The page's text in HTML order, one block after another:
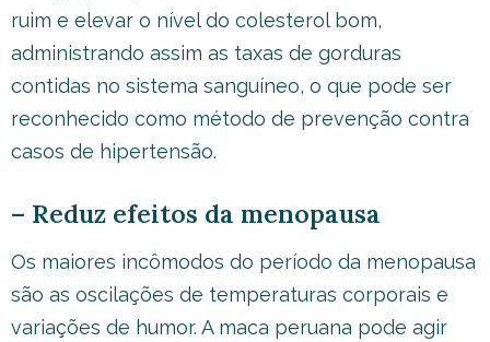
ruim e elevar o nível do colesterol bom,
administrando assim as taxas de gorduras
contidas no sistema sanguíneo, o que pode ser
reconhecido como método de prevenção contra
casos de hipertensão.
– Reduz efeitos da menopausa
Os maiores incômodos do período da menopausa
são as oscilações de temperaturas corporais e
variações de humor. A maca peruana pode agir